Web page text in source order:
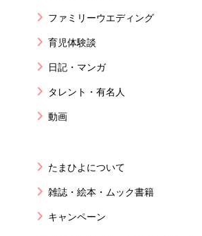
ファミリーウエディング
育児体験談
日記・マンガ
タレント・有名人
動画
たまひよについて
雑誌・絵本・ムック書籍
キャンペーン